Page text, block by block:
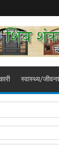
स्वास्थ्य/